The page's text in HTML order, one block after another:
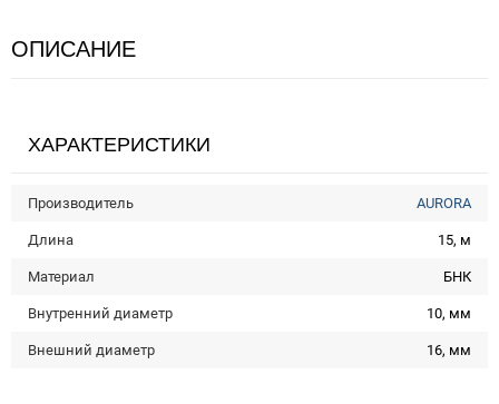
ОПИСАНИЕ
ХАРАКТЕРИСТИКИ
Производитель AURORA
Длина 15, м
Материал БНК
Внутренний диаметр 10, мм
Внешний диаметр 16, мм